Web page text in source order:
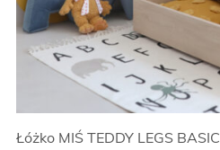
Łóżko MIŚ TEDDY LEGS BASIC